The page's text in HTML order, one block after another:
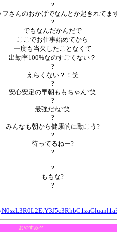
?
フさんのおかげでなんとか起きれてま
?
でもなんだかんだで
ここでお仕事始めてから
一度も当欠したことなくて
出勤率100%なのすごくない？
?
えらくない？！笑
?
安心安定の早朝ももちゃん?笑
?
最強だね?笑
?
みんなも朝から健康的に動こう?
?
待ってるねー?
?
?
ももな?
?
おやすみ??